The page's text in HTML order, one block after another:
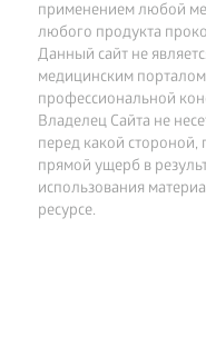
применением любой
любого продукта
Данный сайт не
медицинским
профессиональной
Владелец Сайта не
перед какой
прямой ущерб в
использования
ресурсе.